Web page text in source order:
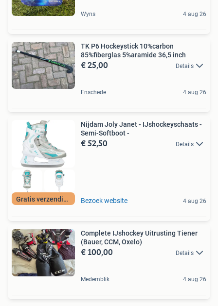
Wyns 4 aug 26
TK P6 Hockeystick 10%carbon
85%fiberglas 5%aramide 36,5 inch
€ 25,00 Details
Enschede 4 aug 26
Gratis verzending
Nijdam Joly Janet - IJshockeyschaats -
Semi-Softboot -
€ 52,50 Details
Bezoek website 4 aug 26
Complete IJshockey Uitrusting Tiener
(Bauer, CCM, Oxelo)
€ 100,00 Details
Medemblik 4 aug 26